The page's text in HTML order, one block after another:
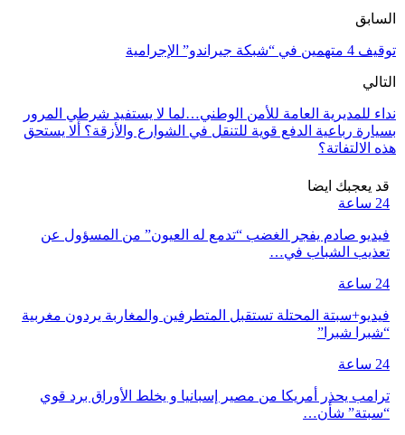
Share
السابق
توقيف 4 متهمين في “شبكة جيراندو” الإجرامية
التالي
نداء للمديرية العامة للأمن الوطني…لما لا يستفيد شرطي المرور
بسيارة رباعية الدفع قوية للتنقل في الشوارع والأزقة؟ ألا يستحق
هذه الالتفاتة؟
قد يعجبك ايضا
24 ساعة
فيديو صادم يفجر الغضب “تدمع له العيون” من المسؤول عن
تعذيب الشباب في…
24 ساعة
فيديو+سبتة المحتلة تستقبل المتطرفين والمغاربة يردون مغربية
“شبرا شبرا”
24 ساعة
ترامب يحذر أمريكا من مصير إسبانيا و يخلط الأوراق برد قوي
“سبتة” شأن…